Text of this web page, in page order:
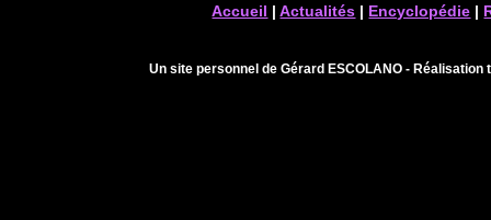
Accueil |Actualités | Encyclopédie |
Un site personnel de Gérard ESCOLANO -